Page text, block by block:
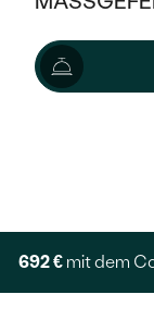
KLASSISCH
V-FORM
VINTAGE
MIT
HALO
WENN
RINGE
PLATIN
GOLD
SILBER
SOLITÄR
PLATIN
692 € mit dem